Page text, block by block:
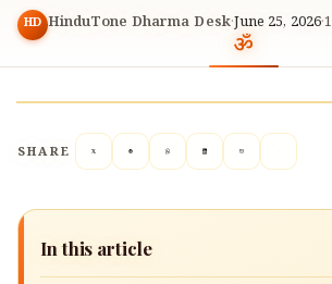
HD HinduTone Dharma Desk·June 25, 2026·1
SHARE
In this article